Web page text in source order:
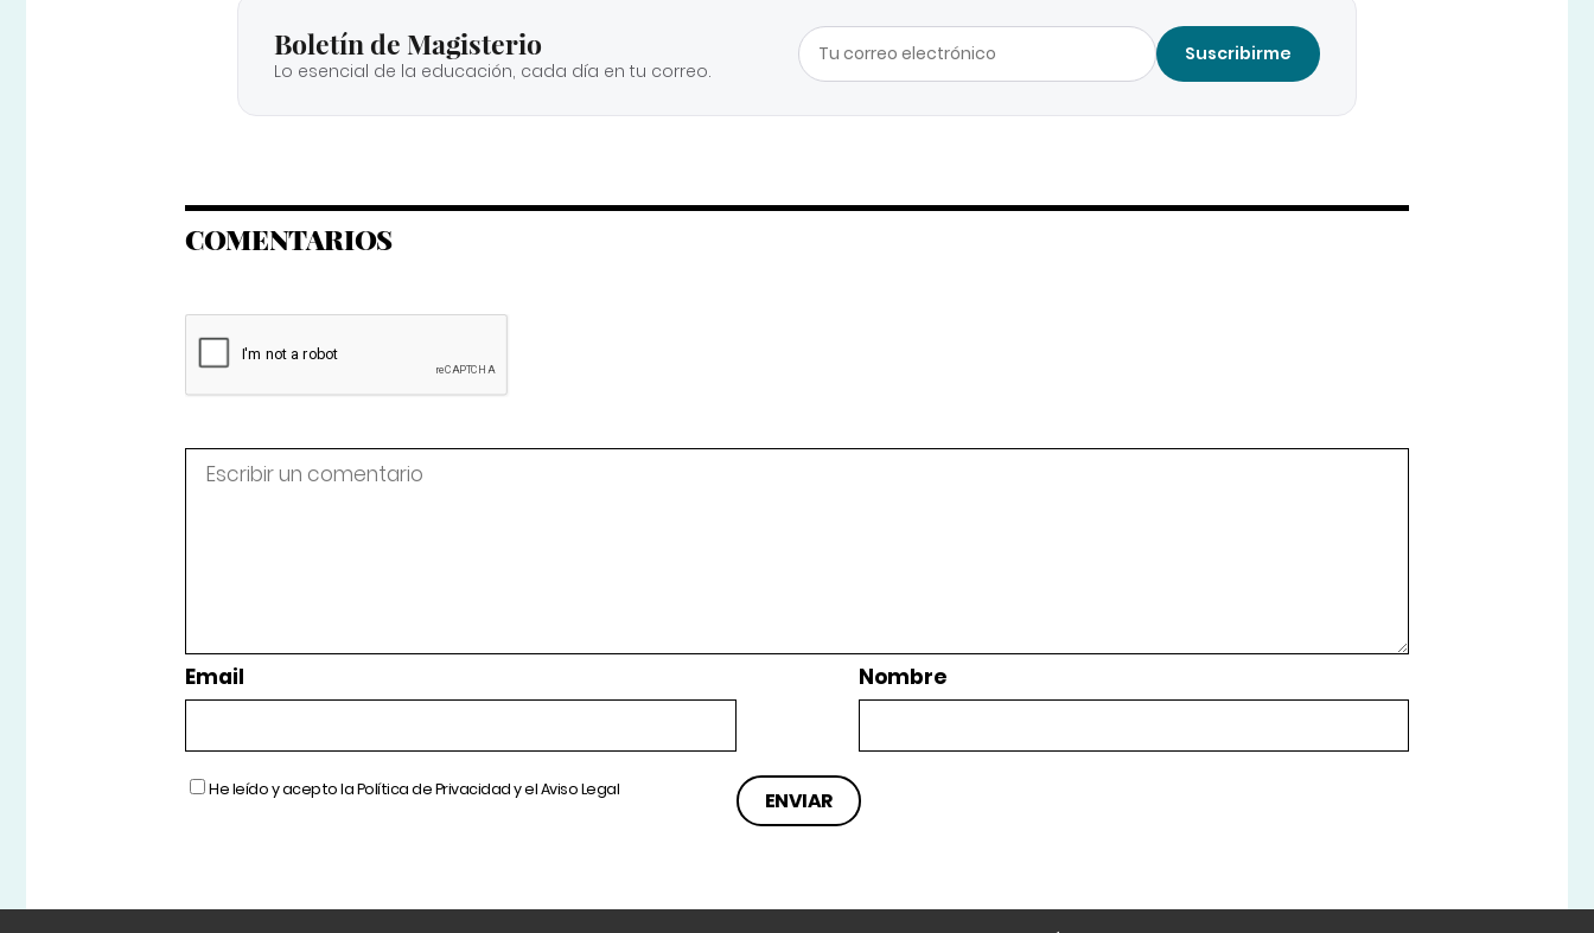
Boletín de Magisterio
Lo esencial de la educación, cada día en tu correo.
Suscribirme
COMENTARIOS
Email Nombre
He leído y acepto laPolítica de Privacidady elAviso Legal